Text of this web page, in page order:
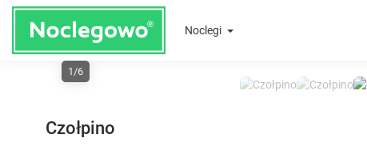
Noclegi
1/6
Czołpino